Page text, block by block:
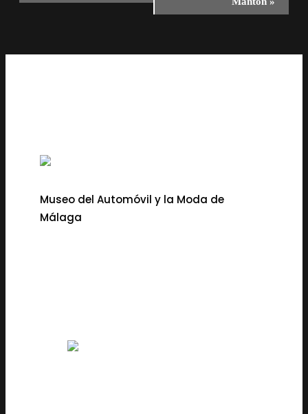
Evento
Museo del Automóvil y la Moda de
Málaga